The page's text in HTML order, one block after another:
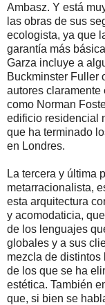
Ambasz. Y está
las obras de sus
ecologista, ya que
garantía más
Garza incluye a
Buckminster Fuller
autores claramente
como Norman
edificio residencial
que ha terminado
en Londres.
La tercera y última
metarracionalista,
esta arquitectura
y acomodaticia,
de los lenguajes
globales y a sus
mezcla de distintos
de los que se ha
estética. También
que, si bien se